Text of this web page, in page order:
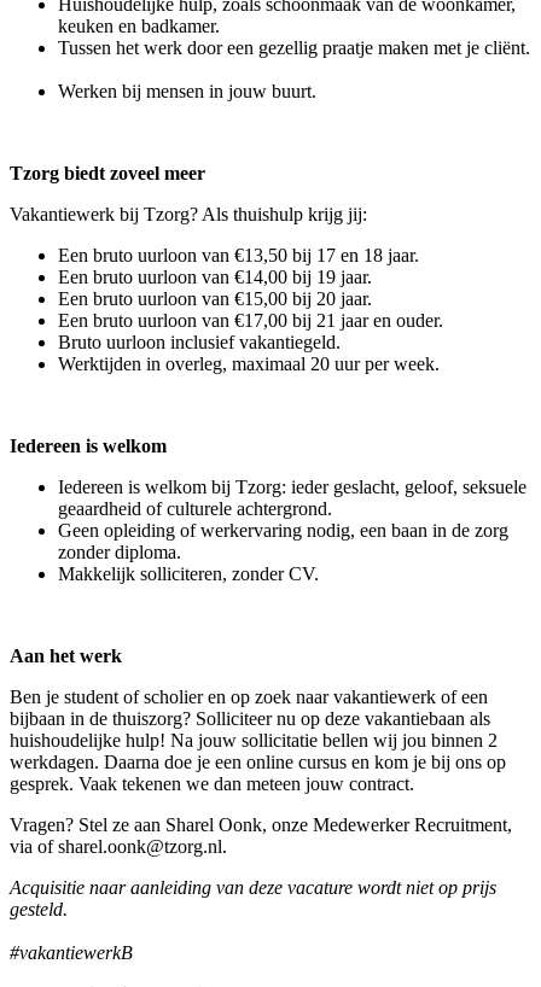
Huishoudelijke hulp, zoals schoonmaak van de woonkamer,
keuken en badkamer.
Tussen het werk door een gezellig praatje maken met je cliënt.
Werken bij mensen in jouw buurt.
Tzorg biedt zoveel meer
Vakantiewerk bij Tzorg? Als thuishulp krijg jij:
Een bruto uurloon van €13,50 bij 17 en 18 jaar.
Een bruto uurloon van €14,00 bij 19 jaar.
Een bruto uurloon van €15,00 bij 20 jaar.
Een bruto uurloon van €17,00 bij 21 jaar en ouder.
Bruto uurloon inclusief vakantiegeld.
Werktijden in overleg, maximaal 20 uur per week.
Iedereen is welkom
Iedereen is welkom bij Tzorg: ieder geslacht, geloof, seksuele
geaardheid of culturele achtergrond.
Geen opleiding of werkervaring nodig, een baan in de zorg
zonder diploma.
Makkelijk solliciteren, zonder CV.
Aan het werk
Ben je student of scholier en op zoek naar vakantiewerk of een
bijbaan in de thuiszorg? Solliciteer nu op deze vakantiebaan als
huishoudelijke hulp! Na jouw sollicitatie bellen wij jou binnen 2
werkdagen. Daarna doe je een online cursus en kom je bij ons op
gesprek. Vaak tekenen we dan meteen jouw contract.
Vragen? Stel ze aan Sharel Oonk, onze Medewerker Recruitment,
via of sharel.oonk@tzorg.nl.
Acquisitie naar aanleiding van deze vacature wordt niet op prijs
gesteld.
#vakantiewerkB